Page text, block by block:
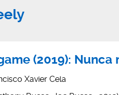
(2019): Nunca
Xavier Cela